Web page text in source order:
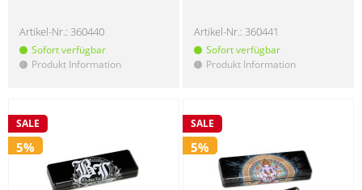
Artikel-Nr.:360440
Sofort verfügbar
! Produkt Information
Artikel-Nr.:360441
Sofort verfügbar
! Produkt Information
SALE
5%
SALE
5%